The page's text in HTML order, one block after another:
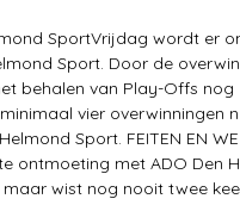
SportVrijdag wordt er
Sport. Door de
behalen van Play-Offs
vier overwinningen
Sport. FEITEN EN
ontmoeting met ADO Den
maar wist nog nooit twee